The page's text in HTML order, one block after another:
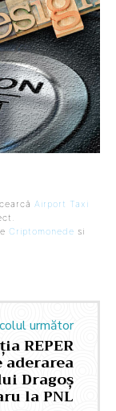
Airport Taxi
Criptomonede si
următor
REPER
aderarea
Dragoș
la PNL